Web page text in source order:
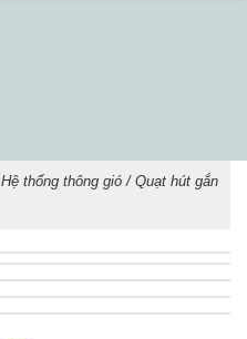
Hệ thống thông gió / Quạt hút gắn